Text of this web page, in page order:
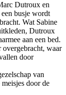
Dutroux en
busje wordt
Wat Sabine
Dutroux
aan een bed.
overgebracht, waar
door
van
door de